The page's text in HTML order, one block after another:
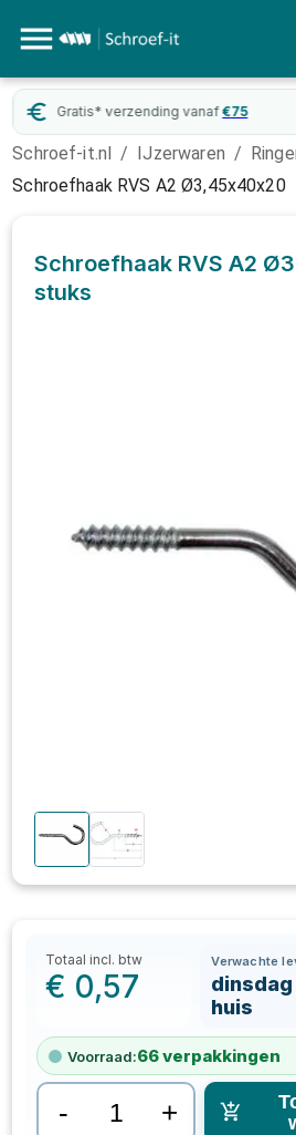
Gratis* verzending vanaf €75
Schroef-it.nl / IJzerwaren /
Schroefhaak RVS A2 Ø3,45x40x20
Schroefhaak RVS A2
stuks
Totaal incl. btw
€ 0,57
Verwachte
dinsdag
huis
Voorraad:66verpakkingen
- +